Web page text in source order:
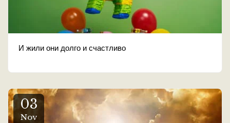
И жили они долго и счастливо
03
Nov